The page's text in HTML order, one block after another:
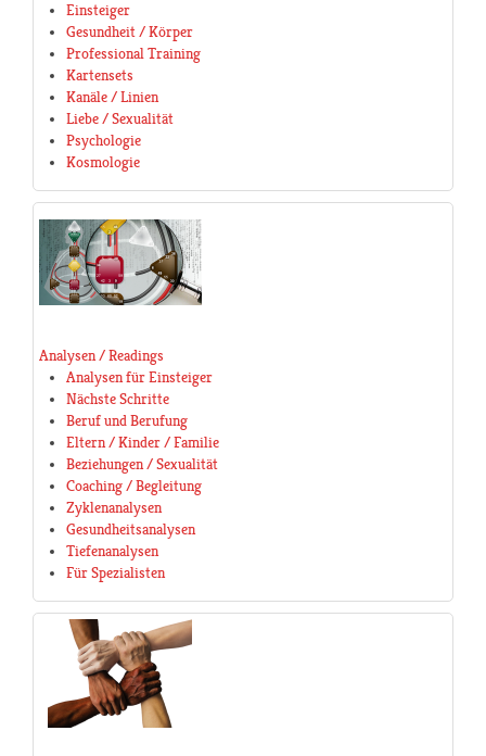
Einsteiger
Gesundheit / Körper
Professional Training
Kartensets
Kanäle / Linien
Liebe / Sexualität
Psychologie
Kosmologie
Analysen / Readings
Analysen für Einsteiger
Nächste Schritte
Beruf und Berufung
Eltern / Kinder / Familie
Beziehungen / Sexualität
Coaching / Begleitung
Zyklenanalysen
Gesundheitsanalysen
Tiefenanalysen
Für Spezialisten